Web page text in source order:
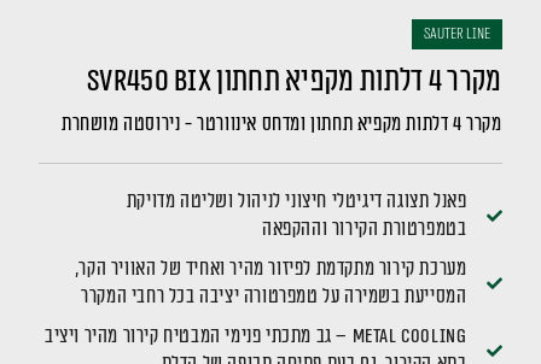
sauter LINE
מקרר 4 דלתות מקפיא תחתון SVR450 BIX
מקרר 4 דלתות מקפיא תחתון ומדחס אינוורטר - נירוסטה מושחרת
פאנל תצוגה דיגיטלי חיצוני לניהול ושליטה מדויקת
בטמפרטורת הקירור וההקפאה
מערכת קירור מתקדמת לפיזור מהיר ואחיד של האוויר הקר,
המסייעת בשמירה על טמפרטורה יציבה בכל רחבי המקרר
Metal cooling – גב מתכתי פנימי המבטיח קירור מהיר ויציב